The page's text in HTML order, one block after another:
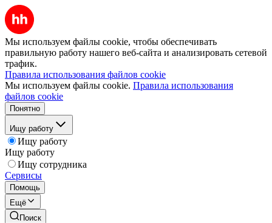
Мы используем файлы cookie, чтобы обеспечивать
правильную работу нашего веб-сайта и анализировать сетевой
трафик.
Правила использования файлов cookie
Мы используем файлы cookie. Правила использования
файлов cookie
Понятно
Ищу работу
Ищу работу
Ищу работу
Ищу сотрудника
Сервисы
Помощь
Ещё
Поиск